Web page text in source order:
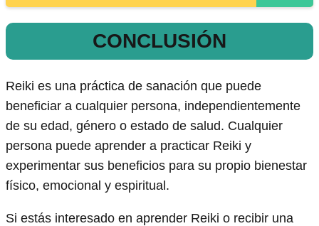
CONCLUSIÓN
Reiki es una práctica de sanación que puede
beneficiar a cualquier persona, independientemente
de su edad, género o estado de salud. Cualquier
persona puede aprender a practicar Reiki y
experimentar sus beneficios para su propio bienestar
físico, emocional y espiritual.
Si estás interesado en aprender Reiki o recibir una